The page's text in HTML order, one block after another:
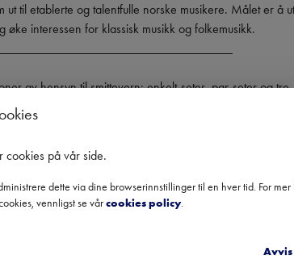
ut til etablerte og talentfulle norske musikere. Målet er å
øke interessen for klassisk musikk og folkemusikk.
av hensyn til smittevern; enkelt-seter, par-seter og
deg og ditt følge, fordrer det at dere er fra samme
cookies på vår side.
dette via dine browserinnstillinger til en hver tid. For
vennligst se vårcookies policy.
Avvis